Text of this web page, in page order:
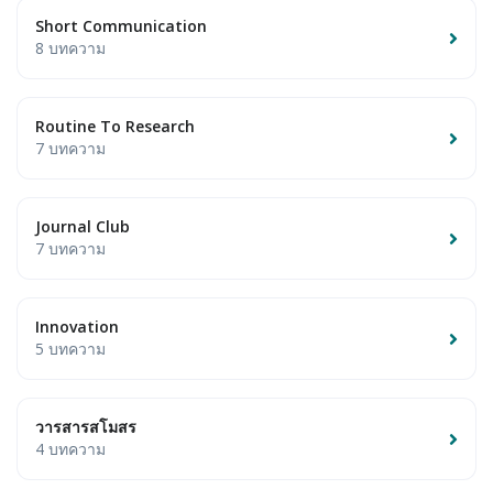
Short Communication
8 บทความ
Routine To Research
7 บทความ
Journal Club
7 บทความ
Innovation
5 บทความ
วารสารสโมสร
4 บทความ